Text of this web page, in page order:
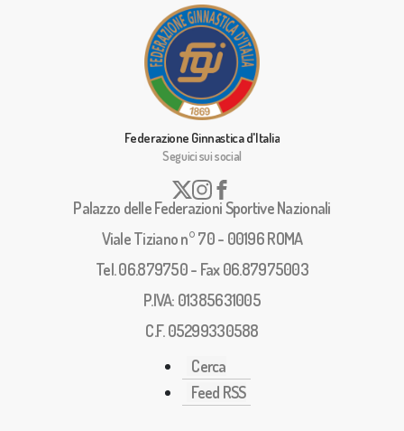
Federazione Ginnastica d'Italia
Seguici sui social
Palazzo delle Federazioni Sportive Nazionali
Viale Tiziano n° 70 - 00196 ROMA
Tel. 06.879750 - Fax 06.87975003
P.IVA: 01385631005
C.F. 05299330588
Cerca
Feed RSS